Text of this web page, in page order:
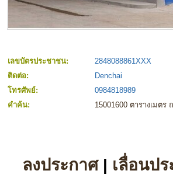
เลขบัตรประชาชน: 2848088861XXX
ติดต่อ:
Denchai
โทรศัพย์:
0984818989
คำค้น:
15001600 ตารางเมต
ลงประกาศ| เลื่อนป